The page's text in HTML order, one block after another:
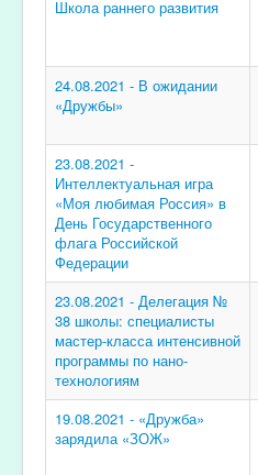
Школа раннего развития
24.08.2021 - В ожидании
«Дружбы»
23.08.2021 -
Интеллектуальная игра
«Моя любимая Россия» в
День Государственного
флага Российской
Федерации
23.08.2021 - Делегация №
38 школы: специалисты
мастер-класса интенсивной
программы по нано-
технологиям
19.08.2021 - «Дружба»
зарядила «ЗОЖ»